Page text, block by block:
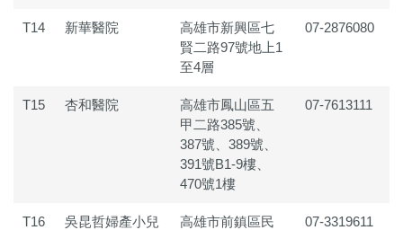
T14 新華醫院
高雄市新興區七
賢二路97號地上1
至4層
07-2876080
T15 杏和醫院
高雄市鳳山區五
甲二路385號、
387號、389號、
391號B1-9樓、
470號1樓
07-7613111
T16
吳昆哲婦產小兒
高雄市前鎮區民
07-3319611